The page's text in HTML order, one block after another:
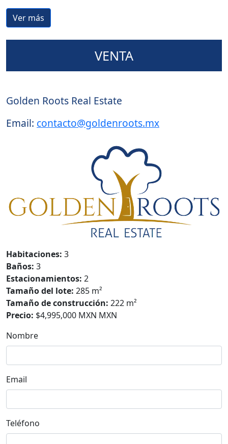
Ver más
VENTA
Golden Roots Real Estate
Email: contacto@goldenroots.mx
Habitaciones: 3
Baños: 3
Estacionamientos: 2
Tamaño del lote: 285 m²
Tamaño de construcción: 222 m²
Precio: $4,995,000 MXN MXN
Nombre
Email
Teléfono